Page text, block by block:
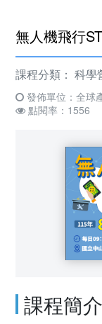
工作團隊
學習環境介紹
常見問答Q&A
表單下載
線上繳費 Online
場地租借
無人機飛行
課程分類： 科學
發佈單位：全球
點閱率：1556
課程簡介